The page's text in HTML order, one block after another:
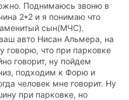
Поднимаюсь звоню в
2*2 и я понимаю что
сын(МЧС).
авто Нисан Альмера, на
говорю, что при парковке
говорит, ну пойдем
подходим к Форю и
человек мне говорит. Ну
при парковке, но